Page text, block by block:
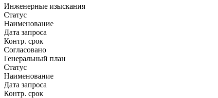
Инженерные изыскания
Статус
Наименование
Дата запроса
Контр. срок
Согласовано
Генеральный план
Статус
Наименование
Дата запроса
Контр. срок